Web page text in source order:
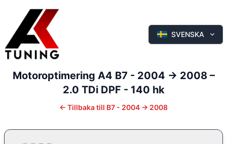
SVENSKA
Motoroptimering A4 B7 - 2004 -> 2008–
2.0 TDi DPF - 140 hk
← Tillbaka till B7 - 2004 -> 2008